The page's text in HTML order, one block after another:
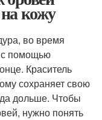
кожу
во время
с помощью
Краситель
сохраняет свою
дольше. Чтобы
нужно понять